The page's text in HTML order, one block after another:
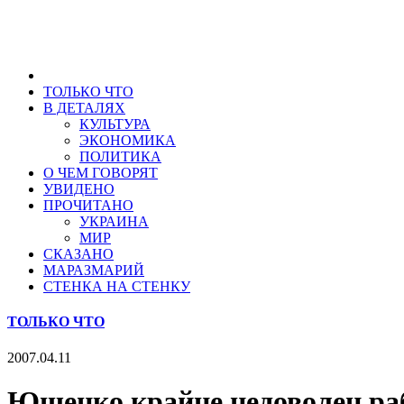
ТОЛЬКО ЧТО
В ДЕТАЛЯХ
КУЛЬТУРА
ЭКОНОМИКА
ПОЛИТИКА
О ЧЕМ ГОВОРЯТ
УВИДЕНО
ПРОЧИТАНО
УКРАИНА
МИР
СКАЗАНО
МАРАЗМАРИЙ
СТЕНКА НА СТЕНКУ
ТОЛЬКО ЧТО
2007.04.11